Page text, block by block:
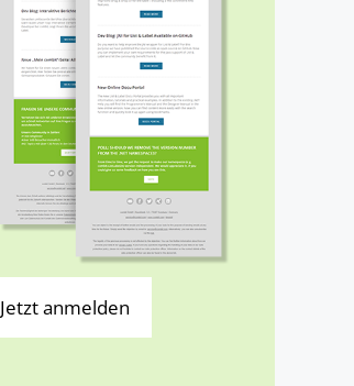
Jetzt anmelden